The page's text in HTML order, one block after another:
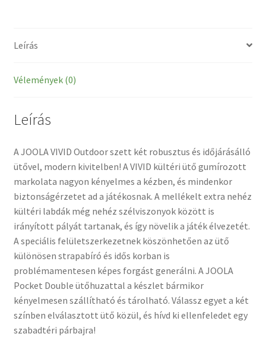
Leírás
Vélemények (0)
Leírás
A JOOLA VIVID Outdoor szett két robusztus és időjárásálló
ütővel, modern kivitelben! A VIVID kültéri ütő gumírozott
markolata nagyon kényelmes a kézben, és mindenkor
biztonságérzetet ad a játékosnak. A mellékelt extra nehéz
kültéri labdák még nehéz szélviszonyok között is
irányított pályát tartanak, és így növelik a játék élvezetét.
A speciális felületszerkezetnek köszönhetően az ütő
különösen strapabíró és idős korban is
problémamentesen képes forgást generálni. A JOOLA
Pocket Double ütőhuzattal a készlet bármikor
kényelmesen szállítható és tárolható. Válassz egyet a két
színben elválasztott ütő közül, és hívd ki ellenfeledet egy
szabadtéri párbajra!